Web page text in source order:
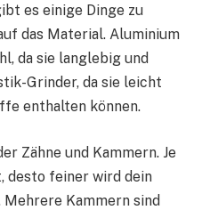
es einige Dinge zu
das Material. Aluminium
da sie langlebig und
Grinder, da sie leicht
enthalten können.
Zähne und Kammern. Je
desto feiner wird dein
Kammern sind